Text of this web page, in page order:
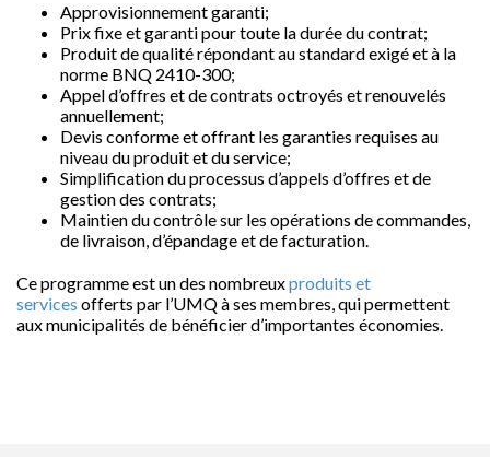
Approvisionnement garanti;
Prix fixe et garanti pour toute la durée du contrat;
Produit de qualité répondant au standard exigé et à la
norme BNQ 2410-300;
Appel d’offres et de contrats octroyés et renouvelés
annuellement;
Devis conforme et offrant les garanties requises au
niveau du produit et du service;
Simplification du processus d’appels d’offres et de
gestion des contrats;
Maintien du contrôle sur les opérations de commandes,
de livraison, d’épandage et de facturation.
Ce programme est un des nombreuxproduits et
services offerts par l’UMQ à ses membres, qui permettent
aux municipalités de bénéficier d’importantes économies.